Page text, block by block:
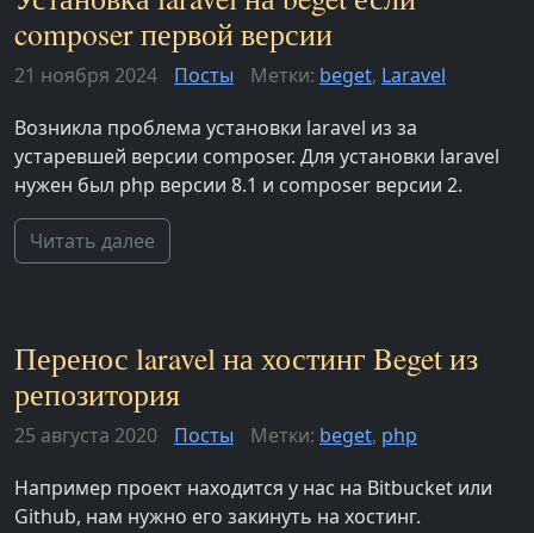
composer первой версии
21 ноября 2024 Посты Метки: beget, Laravel
Возникла проблема установки laravel из за
устаревшей версии composer. Для установки laravel
нужен был php версии 8.1 и composer версии 2.
Читать далее
Перенос laravel на хостинг Beget из
репозитория
25 августа 2020 Посты Метки: beget, php
Например проект находится у нас на Bitbucket или
Github, нам нужно его закинуть на хостинг.